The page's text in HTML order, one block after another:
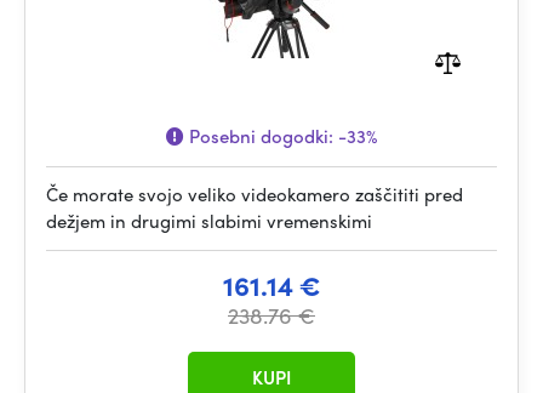
Posebni dogodki: -33%
Če morate svojo veliko videokamero zaščititi pred
dežjem in drugimi slabimi vremenskimi
161.14 €
238.76 €
KUPI